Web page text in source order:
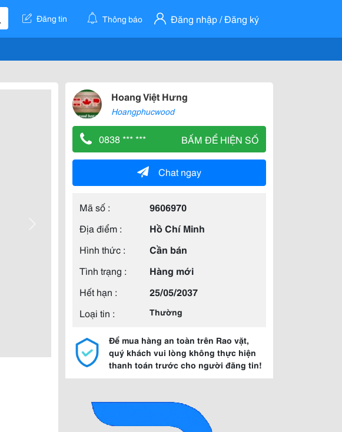
Đăng tin Thông báo Đăng nhập / Đăng ký
Hoang Việt Hưng
Hoangphucwood
0838 *** *** BẤM ĐỂ HIỆN SỐ
Chat ngay
Mã số :
9606970
Địa điểm :
Hồ Chí Minh
Hình thức :
Cần bán
Tình trạng :
Hàng mới
Hết hạn :
25/05/2037
Loại tin :
Thường
Để mua hàng an toàn trên Rao vặt,
quý khách vui lòng không thực hiện
thanh toán trước cho người đăng tin!